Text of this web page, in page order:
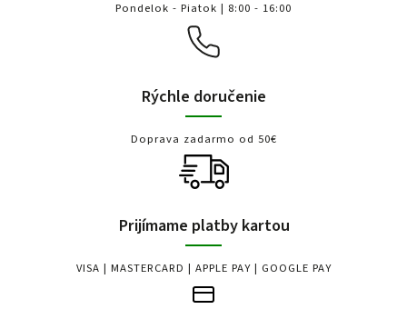
Pondelok - Piatok | 8:00 - 16:00
Rýchle doručenie
Doprava zadarmo od 50€
Prijímame platby kartou
VISA | MASTERCARD | APPLE PAY | GOOGLE PAY